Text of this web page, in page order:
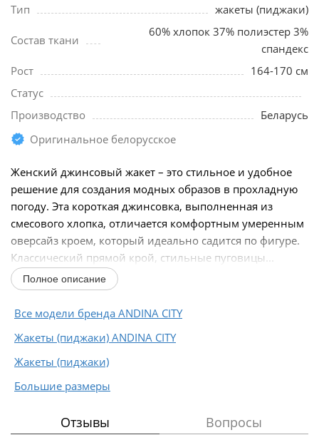
Тип жакеты (пиджаки)
Состав ткани
60% хлопок 37% полиэстер 3%
спандекс
Рост
164-170 см
Статус
Производство
Беларусь
Оригинальное белорусское
Женский джинсовый жакет – это стильное и удобное
решение для создания модных образов в прохладную
погоду. Эта короткая джинсовка, выполненная из
смесового хлопка, отличается комфортным умеренным
оверсайз кроем, который идеально садится по фигуре.
Классический прямой крой, стильные пуговицы...
Полное описание
Все модели бренда ANDINA CITY
Жакеты (пиджаки) ANDINA CITY
Жакеты (пиджаки)
Большие размеры
Отзывы Вопросы